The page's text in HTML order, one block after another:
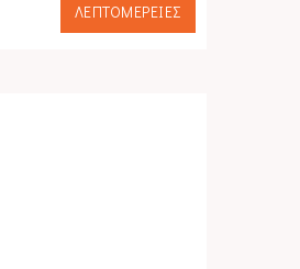
ΛΕΠΤΟΜΕΡΕΙΕΣ